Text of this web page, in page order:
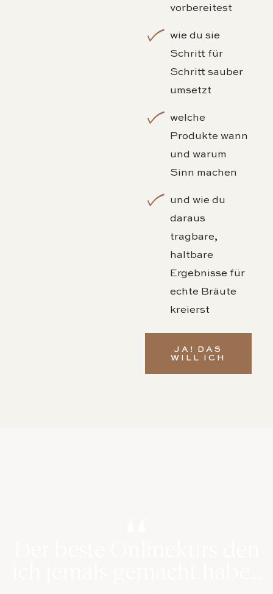
vorbereitest
wie du sie
Schritt für
Schritt sauber
umsetzt
welche
Produkte wann
und warum
Sinn machen
und wie du
daraus
tragbare,
haltbare
Ergebnisse für
echte Bräute
kreierst
JA! DAS
WILL ICH